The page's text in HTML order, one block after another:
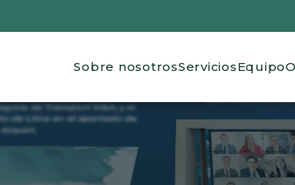
Main navigation
Sobre nosotrosServiciosEquipo